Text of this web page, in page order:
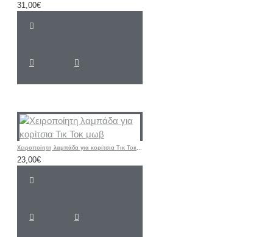
31,00€
Χειροποίητη λαμπάδα για κορίτσια Τικ Τοκ μωβ
23,00€